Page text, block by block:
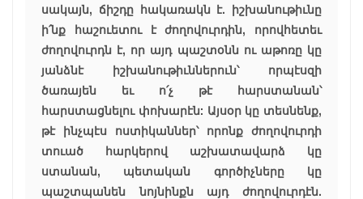
սակայն, ճիշդը հակառակն է. իշխանութիւնը
ի՛նք հաշուետու է ժողովուրդին, որովհետեւ
ժողովուրդն է, որ այդ պաշտօնն ու աթոռը կը
յանձնէ իշխանութիւններուն՝ որպէսզի
ծառայեն եւ ո՛չ թէ հարստանան՝
հարստացնելու փոխարէն: Այսօր կը տեսնենք,
թէ ինչպէս ոստիկաններ՝ որոնք ժողովուրդի
տուած հարկերով աշխատավարձ կը
ստանան, պետական գործիչները կը
պաշտպանեն նոյնինքն այդ ժողովուրդէն.